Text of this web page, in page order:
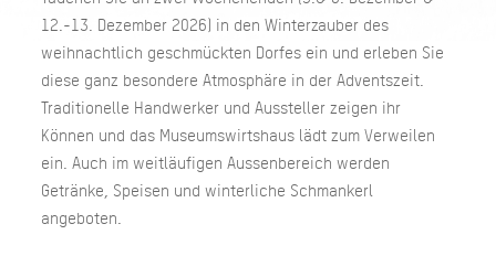
12.-13. Dezember 2026) in den Winterzauber des
weihnachtlich geschmückten Dorfes ein und erleben Sie
diese ganz besondere Atmosphäre in der Adventszeit.
Traditionelle Handwerker und Aussteller zeigen ihr
Können und das Museumswirtshaus lädt zum Verweilen
ein. Auch im weitläufigen Aussenbereich werden
Getränke, Speisen und winterliche Schmankerl
angeboten.